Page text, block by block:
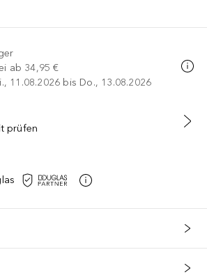
ab 34,95 €
11.08.2026 bis Do., 13.08.2026
IN DEN WARENKORB
prüfen